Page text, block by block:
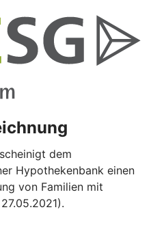
dem
Hypothekenbank einen
von Familien mit